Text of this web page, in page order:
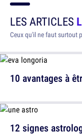
LES ARTICLES
Ceux qu'il ne faut surtout
10 avantages à
12 signes